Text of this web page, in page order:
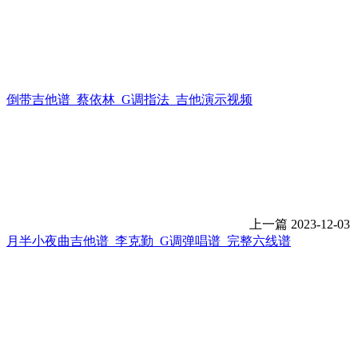
倒带吉他谱_蔡依林_G调指法_吉他演示视频
上一篇 2023-12-03
月半小夜曲吉他谱_李克勤_G调弹唱谱_完整六线谱